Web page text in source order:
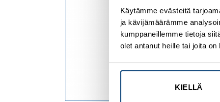
Käytämme evästeitä
ja kävijämäärämme
kumppaneillemme tietoja
olet antanut heille tai joita
KIELLÄ
wishlist